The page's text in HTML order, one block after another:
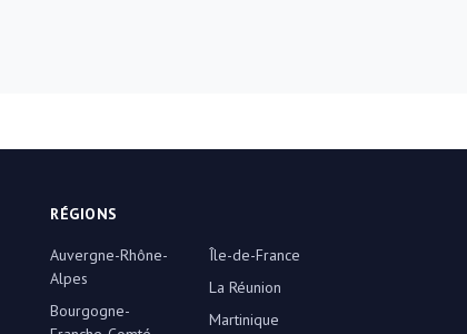
RÉGIONS
Auvergne-Rhône-
Alpes
Bourgogne-
Île-de-France
La Réunion
Martinique